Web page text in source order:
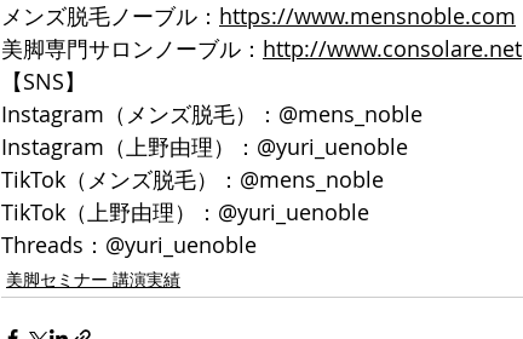
メンズ脱毛ノーブル： https://www.mensnoble.com
美脚専門サロンノーブル： http://www.consolare.net
【SNS】
Instagram（メンズ脱毛）：@mens_noble
Instagram（上野由理）：@yuri_uenoble
TikTok（メンズ脱毛）：@mens_noble
TikTok（上野由理）：@yuri_uenoble
Threads：@yuri_uenoble
美脚セミナー 講演実績